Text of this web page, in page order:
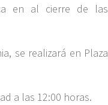
en al cierre de las
se realizará en Plaza
a las 12:00 horas.